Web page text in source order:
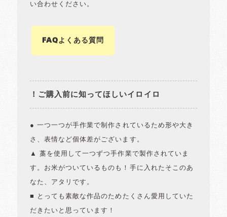
い合わせください。
FAQよくある質問
！ご購入前に知ってほしいイロイロ
● 一つ一つが手作業で制作されているため形や大き
さ、表情など個体差がございます。
▲ 藁を使用して一つずつ手作業で製作されていま
す。お米がついているものも！手に入れたそこのあ
なた、アタリです。
■ とっても素敵な作品のためたくさん愛用していた
だきたいと思っています！